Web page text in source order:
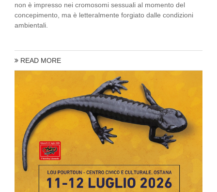
non è impresso nei cromosomi sessuali al momento del
concepimento, ma è letteralmente forgiato dalle condizioni
ambientali.
READ MORE